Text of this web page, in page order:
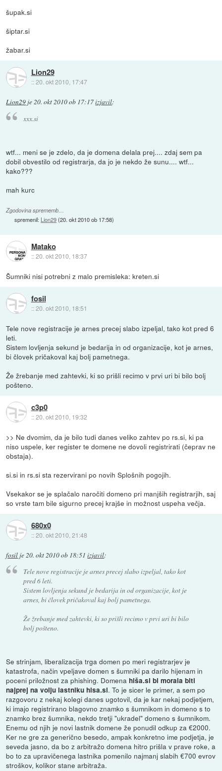
šupak.si
šiptar.si
žabar.si
Lion29
::20. okt 2010, 17:47
Lion29 je20. okt 2010 ob 17:17izjavil:
xxx.si
wtf... meni se je zdelo, da je domena delala prej.... zdaj sem pa
dobil obvestilo od registrarja, da jo je nekdo že sunu.... wtf...
kako???
mah kurc
Zgodovina sprememb…
spremenil: Lion29(20. okt 2010 ob 17:58)
Matako
::20. okt 2010, 18:37
Šumniki nisi potrebni z malo premisleka: kreten.si
fosil
::20. okt 2010, 18:51
Tele nove registracije je arnes precej slabo izpeljal, tako kot pred 6
leti.
Sistem lovljenja sekund je bedarija in od organizacije, kot je arnes,
bi človek pričakoval kaj bolj pametnega.
Že žrebanje med zahtevki, ki so prišli recimo v prvi uri bi bilo bolj
pošteno.
c3p0
::20. okt 2010, 19:32
>> Ne dvomim, da je bilo tudi danes veliko zahtev po rs.si, ki pa
niso uspele, ker register te domene ne dovoli registrirati (čeprav ne
obstaja).
si.si in rs.si sta rezervirani po novih Splošnih pogojih.
Vsekakor se je splačalo naročiti domeno pri manjših registrarjih, saj
so vrste tam bile sigurno precej krajše in možnost uspeha večja.
680x0
::20. okt 2010, 21:48
fosil je20. okt 2010 ob 18:51 izjavil:
Tele nove registracije je arnes precej slabo izpeljal, tako kot
pred 6 leti.
Sistem lovljenja sekund je bedarija in od organizacije, kot je
arnes, bi človek pričakoval kaj bolj pametnega.
Že žrebanje med zahtevki, ki so prišli recimo v prvi uri bi bilo
bolj pošteno.
Se strinjam, liberalizacija trga domen po meri registrarjev je
katastrofa, način vpeljave domen s šumniki pa darilo hijenam in
poceni priložnost za phishing. Domena hiša.si bi morala biti
najprej na volju lastniku hisa.si. To je sicer le primer, a sem po
razgovoru z nekaj kolegi danes ugotovil, da je kar nekaj podjetjem,
ki imajo registrirano blagovno znamko s šumnikom in domeno s to
znamko brez šumnika, nekdo tretji "ukradel" domeno s šumnikom.
Enemu od njih je novi lastnik domene že ponudil odkup za €2000.
Ker ne gre za generično besedo, ampak konkretno ime podjetja, je
seveda jasno, da bo z arbitražo domena hitro prišla v prave roke, a
bo to za upravičenega lastnika pomenilo najmanj slabih €700 evrov
stroškov, kolikor stane arbitraža.